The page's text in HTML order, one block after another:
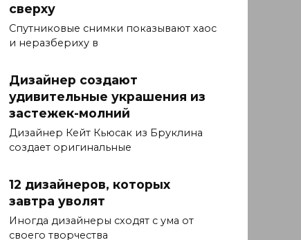
сверху
Спутниковые снимки показывают хаос
и неразбериху в
Дизайнер создают
удивительные украшения из
застежек-молний
Дизайнер Кейт Кьюсак из Бруклина
создает оригинальные
12 дизайнеров, которых
завтра уволят
Иногда дизайнеры сходят с ума от
своего творчества